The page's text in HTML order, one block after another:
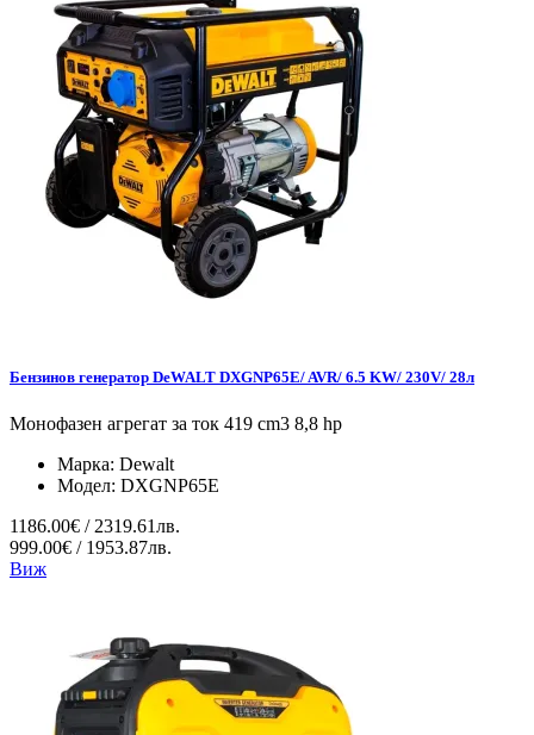
Бензинов генератор DeWALT DXGNP65E/ AVR/ 6.5 KW/ 230V/ 28л
Монофазен агрегат за ток 419 cm3 8,8 hp
Марка: Dewalt
Модел: DXGNP65E
1186.00€ / 2319.61лв.
999.00€ / 1953.87лв.
Виж